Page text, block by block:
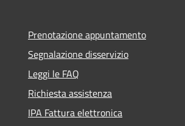
Prenotazione appuntamento
Segnalazione disservizio
Leggi le FAQ
Richiesta assistenza
IPA Fattura elettronica